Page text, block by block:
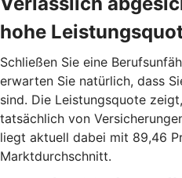
hohe
Schließen Sie eine
erwarten Sie natürlich, dass
sind. Die Leistungsquote
tatsächlich von
liegt aktuell dabei mit 89,46
Marktdurchschnitt.